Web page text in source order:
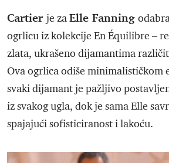
Cartier je zaElle Fanning
ogrlicu iz kolekcije En Équilibre –
zlata, ukrašeno dijamantima
Ova ogrlica odiše minimalističkom
svaki dijamant je pažljivo
iz svakog ugla, dok je sama Elle
spajajući sofisticiranost i lakoću.